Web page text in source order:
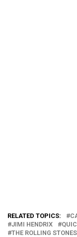
RELATED TOPICS:
JIMI HENDRIX
THE ROLLING STONES